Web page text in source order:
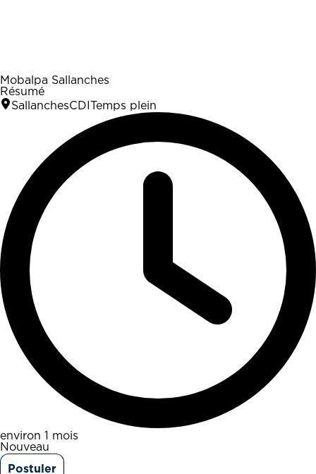
Mobalpa Sallanches
Résumé
SallanchesCDI Temps plein
environ 1 mois
Nouveau
Postuler